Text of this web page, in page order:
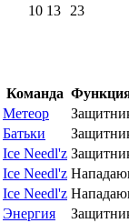
10 13 23
Команда
Метеор
Батьки
Ice Needl'z
Ice Needl'z
Ice Needl'z
Энергия